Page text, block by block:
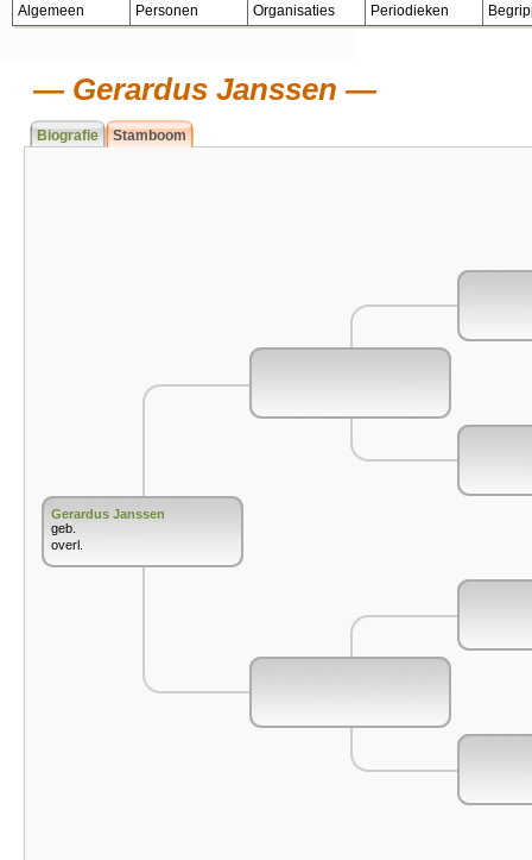
Algemeen Personen Organisaties Periodieken
Gerardus Janssen
Biografie Stamboom
Gerardus Janssen
geb.
overl.